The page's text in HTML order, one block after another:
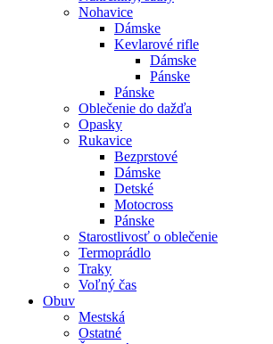
Nohavice
Dámske
Kevlarové rifle
Dámske
Pánske
Pánske
Oblečenie do dažďa
Opasky
Rukavice
Bezprstové
Dámske
Detské
Motocross
Pánske
Starostlivosť o oblečenie
Termoprádlo
Traky
Voľný čas
Obuv
Mestská
Ostatné